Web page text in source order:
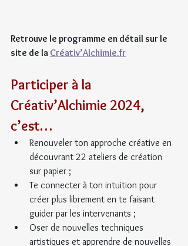
Retrouve le programme en détail sur le
site de la Créativ’Alchimie.fr
Participer à la
Créativ’Alchimie 2024,
c’est…
Renouveler ton approche créative en
découvrant 22 ateliers de création
sur papier ;
Te connecter à ton intuition pour
créer plus librement en te faisant
guider par les intervenants ;
Oser de nouvelles techniques
artistiques et apprendre de nouvelles